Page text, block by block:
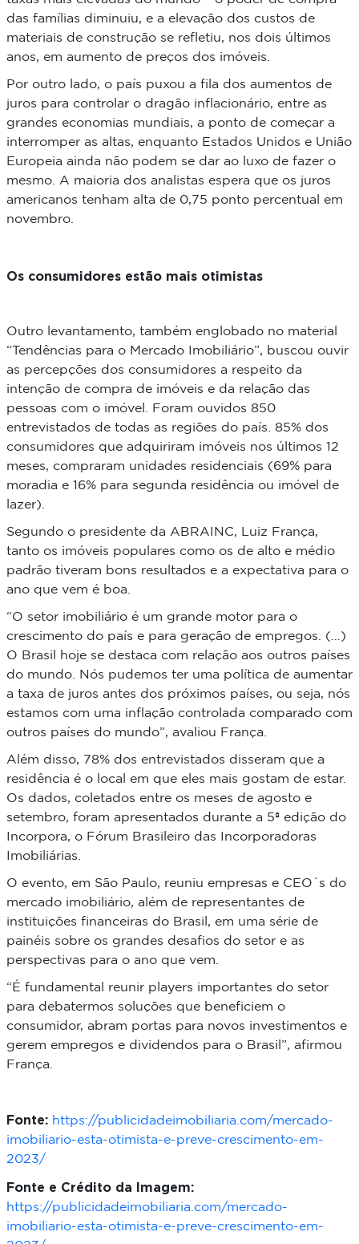
das famílias diminuiu, e a elevação dos custos de
materiais de construção se refletiu, nos dois últimos
anos, em aumento de preços dos imóveis.
Por outro lado, o país puxou a fila dos aumentos de
juros para controlar o dragão inflacionário, entre as
grandes economias mundiais, a ponto de começar a
interromper as altas, enquanto Estados Unidos e União
Europeia ainda não podem se dar ao luxo de fazer o
mesmo. A maioria dos analistas espera que os juros
americanos tenham alta de 0,75 ponto percentual em
novembro.
Os consumidores estão mais otimistas
Outro levantamento, também englobado no material
“Tendências para o Mercado Imobiliário”, buscou ouvir
as percepções dos consumidores a respeito da
intenção de compra de imóveis e da relação das
pessoas com o imóvel. Foram ouvidos 850
entrevistados de todas as regiões do país. 85% dos
consumidores que adquiriram imóveis nos últimos 12
meses, compraram unidades residenciais (69% para
moradia e 16% para segunda residência ou imóvel de
lazer).
Segundo o presidente da ABRAINC, Luiz França,
tanto os imóveis populares como os de alto e médio
padrão tiveram bons resultados e a expectativa para o
ano que vem é boa.
“O setor imobiliário é um grande motor para o
crescimento do país e para geração de empregos. (…)
O Brasil hoje se destaca com relação aos outros países
do mundo. Nós pudemos ter uma política de aumentar
a taxa de juros antes dos próximos países, ou seja, nós
estamos com uma inflação controlada comparado com
outros países do mundo”, avaliou França.
Além disso, 78% dos entrevistados disseram que a
residência é o local em que eles mais gostam de estar.
Os dados, coletados entre os meses de agosto e
setembro, foram apresentados durante a 5ª edição do
Incorpora, o Fórum Brasileiro das Incorporadoras
Imobiliárias.
O evento, em São Paulo, reuniu empresas e CEO´s do
mercado imobiliário, além de representantes de
instituições financeiras do Brasil, em uma série de
painéis sobre os grandes desafios do setor e as
perspectivas para o ano que vem.
“É fundamental reunir players importantes do setor
para debatermos soluções que beneficiem o
consumidor, abram portas para novos investimentos e
gerem empregos e dividendos para o Brasil”, afirmou
França.
Fonte: https://publicidadeimobiliaria.com/mercado-
imobiliario-esta-otimista-e-preve-crescimento-em-
2023/
Fonte e Crédito da Imagem:
https://publicidadeimobiliaria.com/mercado-
imobiliario-esta-otimista-e-preve-crescimento-em-